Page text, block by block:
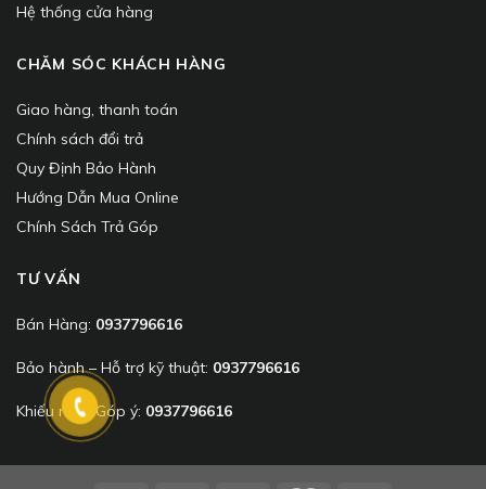
Hệ thống cửa hàng
CHĂM SÓC KHÁCH HÀNG
Giao hàng, thanh toán
Chính sách đổi trả
Quy Định Bảo Hành
Hướng Dẫn Mua Online
Chính Sách Trả Góp
TƯ VẤN
Bán Hàng: 0937796616
Bảo hành – Hỗ trợ kỹ thuật: 0937796616
Khiếu nại – Góp ý: 0937796616